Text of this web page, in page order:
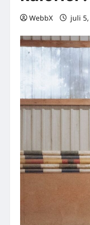
WebbX juli